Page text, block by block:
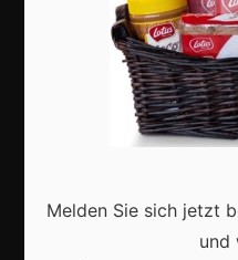
Melden Sie sich jetzt
und